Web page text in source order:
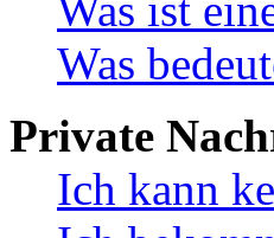
Was
Private
Ich kann